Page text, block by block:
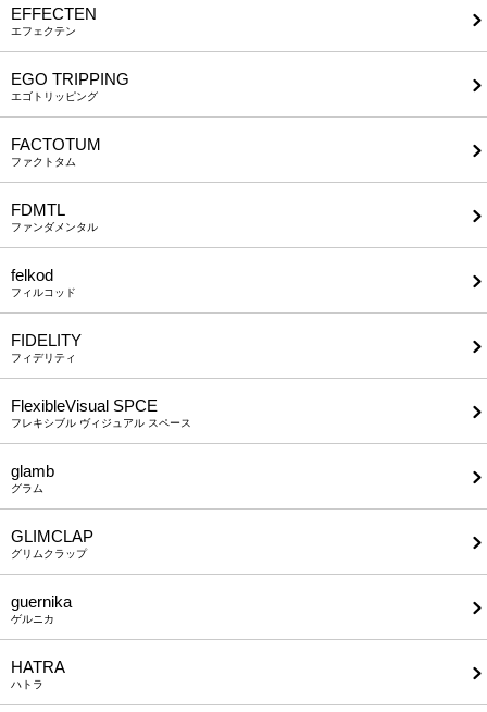
EFFECTEN
エフェクテン
EGO TRIPPING
エゴトリッピング
FACTOTUM
ファクトタム
FDMTL
ファンダメンタル
felkod
フィルコッド
FIDELITY
フィデリティ
FlexibleVisual SPCE
フレキシブル ヴィジュアル スペース
glamb
グラム
GLIMCLAP
グリムクラップ
guernika
ゲルニカ
HATRA
ハトラ